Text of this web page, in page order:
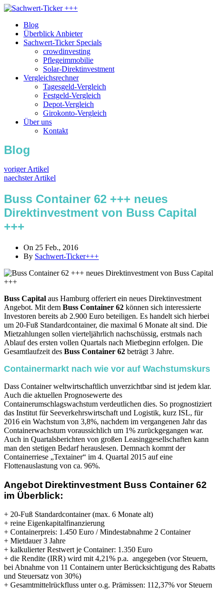
Blog
Überblick Anbieter
Sachwert-Ticker Specials
crowdinvesting
Pflegeimmobilie
Solar-Direktinvestment
Vergleichsrechner
Tagesgeld-Vergleich
Festgeld-Vergleich
Depot-Vergleich
Girokonto-Vergleich
Über uns
Kontakt
Blog
voriger Artikel
naechster Artikel
Buss Container 62 +++ neues
Direktinvestment von Buss Capital
+++
On 25 Feb., 2016
By Sachwert-Ticker+++
Buss Capital aus Hamburg offeriert ein neues Direktinvestment
Angebot. Mit dem Buss Container 62 können sich interessierte
Investoren bereits ab 2.900 Euro beteiligen. Es handelt sich hierbei
um 20-Fuß Standardcontainer, die maximal 6 Monate alt sind. Die
Mietzahlungen sollen vierteljährlich nachschüssig, erstmals nach
Ablauf des ersten vollen Quartals nach Mietbeginn erfolgen. Die
Gesamtlaufzeit des Buss Container 62 beträgt 3 Jahre.
Containermarkt nach wie vor auf Wachstumskurs
Dass Container weltwirtschaftlich unverzichtbar sind ist jedem klar.
Auch die aktuellen Prognosewerte des
Containerumschlagswachstum verdeutlichen dies. So prognostiziert
das Institut für Seeverkehrswirtschaft und Logistik, kurz ISL, für
2016 ein Wachstum von 3,8%, nachdem im vergangenen Jahr das
Containerwachstum voraussichlich um 1% zurückgegangen war.
Auch in Quartalsberichten von großen Leasinggesellschaften kann
man den stetigen Bedarf herauslesen. Demnach kommt der
Containerriese „Textainer“ im 4. Quartal 2015 auf eine
Flottenauslastung von ca. 96%.
Angebot Direktinvestment Buss Container 62
im Überblick:
+ 20-Fuß Standardcontainer (max. 6 Monate alt)
+ reine Eigenkapitalfinanzierung
+ Containerpreis: 1.450 Euro / Mindestabnahme 2 Container
+ Mietdauer 3 Jahre
+ kalkulierter Restwert je Container: 1.350 Euro
+ die Rendite (IRR) wird mit 4,21% p.a. angegeben (vor Steuern,
bei Abnahme von 11 Containern unter Berücksichtigung des Rabatts
und Steuersatz von 30%)
+ Gesamtmittelrückfluss unter o.g. Prämissen: 112,37% vor Steuern